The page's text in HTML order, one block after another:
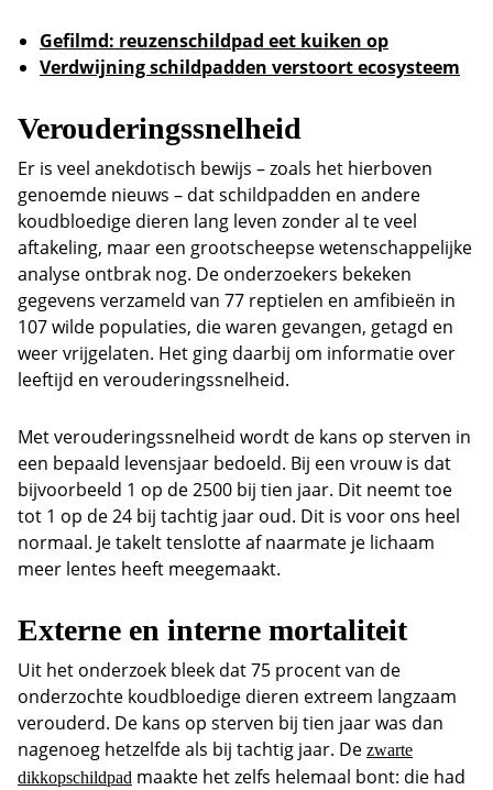
Gefilmd: reuzenschildpad eet kuiken op
Verdwijning schildpadden verstoort ecosysteem
Verouderingssnelheid
Er is veel anekdotisch bewijs – zoals het hierboven
genoemde nieuws – dat schildpadden en andere
koudbloedige dieren lang leven zonder al te veel
aftakeling, maar een grootscheepse wetenschappelijke
analyse ontbrak nog. De onderzoekers bekeken
gegevens verzameld van 77 reptielen en amfibieën in
107 wilde populaties, die waren gevangen, getagd en
weer vrijgelaten. Het ging daarbij om informatie over
leeftijd en verouderingssnelheid.
Met verouderingssnelheid wordt de kans op sterven in
een bepaald levensjaar bedoeld. Bij een vrouw is dat
bijvoorbeeld 1 op de 2500 bij tien jaar. Dit neemt toe
tot 1 op de 24 bij tachtig jaar oud. Dit is voor ons heel
normaal. Je takelt tenslotte af naarmate je lichaam
meer lentes heeft meegemaakt.
Externe en interne mortaliteit
Uit het onderzoek bleek dat 75 procent van de
onderzochte koudbloedige dieren extreem langzaam
verouderd. De kans op sterven bij tien jaar was dan
nagenoeg hetzelfde als bij tachtig jaar. De zwarte
dikkopschildpad maakte het zelfs helemaal bont: die had